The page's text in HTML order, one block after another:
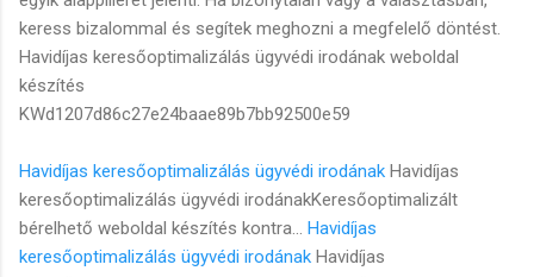
keress bizalommal és segítek meghozni a megfelelő döntést.
Havidíjas keresőoptimalizálás ügyvédi irodának weboldal
készítés
KWd1207d86c27e24baae89b7bb92500e59
Havidíjas keresőoptimalizálás ügyvédi irodának Havidíjas
keresőoptimalizálás ügyvédi irodánakKeresőoptimalizált
bérelhető weboldal készítés kontra... Havidíjas
keresőoptimalizálás ügyvédi irodának Havidíjas